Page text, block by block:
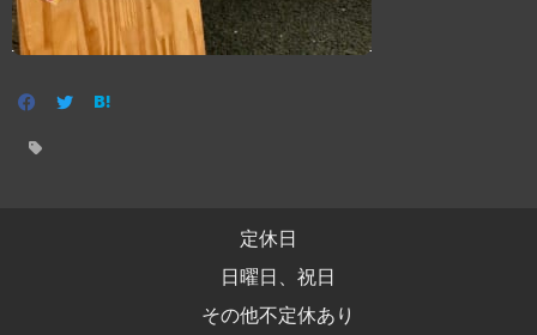
定休日
日曜日、祝日
その他不定休あり